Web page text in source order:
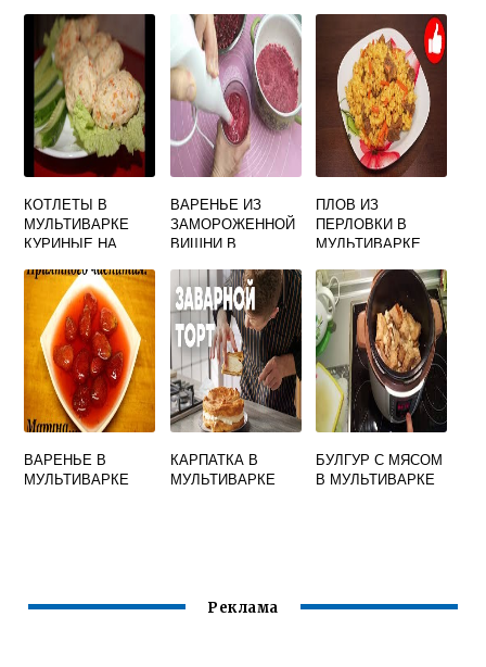
ЯЙЦОМ ПЫШНЫЙ
ДЛЯ РЕБЕНКА
КОТЛЕТЫ В
МУЛЬТИВАРКЕ
КУРИНЫЕ НА
ВАРЕНЬЕ ИЗ
ЗАМОРОЖЕННОЙ
ВИШНИ В
ПЛОВ ИЗ
ПЕРЛОВКИ В
МУЛЬТИВАРКЕ
ВАРЕНЬЕ В
МУЛЬТИВАРКЕ
КАРПАТКА В
МУЛЬТИВАРКЕ
БУЛГУР С МЯСОМ
В МУЛЬТИВАРКЕ
Реклама